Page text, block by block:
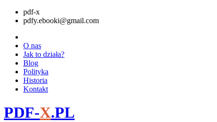
pdf-x
pdfy.ebooki@gmail.com
O nas
Jak to działa?
Blog
Polityka
Historia
Kontakt
PDF-X.PL